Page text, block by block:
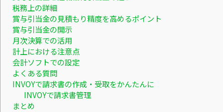
税務上の詳細
賞与引当金の見積もり精度を高めるポイント
賞与引当金の開示
月次決算での活用
計上における注意点
会計ソフトでの設定
よくある質問
INVOYで請求書の作成・受取をかんたんに
INVOYで請求書管理
まとめ